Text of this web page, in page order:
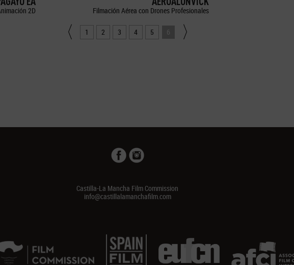
2D Filmación Aérea con Drones Profesionales
1 2 3 4 5 6
Castilla-La Mancha Film Commission
info@castillalamanchafilm.com